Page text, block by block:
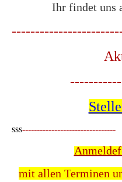
Ihr findet uns
sss--------------------------------
mit allen Terminen